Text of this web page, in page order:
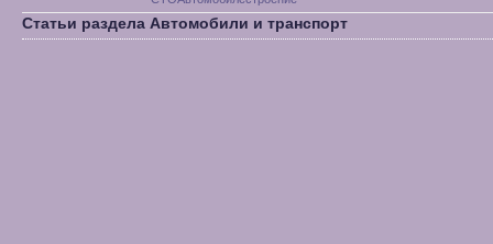
Статьи раздела Автомобили и транспорт